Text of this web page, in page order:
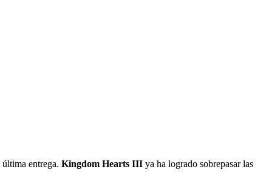
entrega. Kingdom Hearts III ya ha logrado sobrepasar las